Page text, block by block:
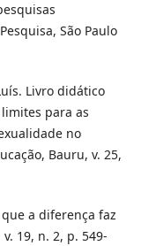
São Paulo
Livro didático
para as
no
Bauru, v. 25,
a diferença faz
19, n. 2, p. 549-